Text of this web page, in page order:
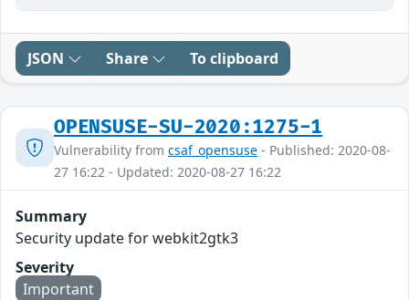
JSON Share To clipboard
OPENSUSE-SU-2020:1275-1
Vulnerability from csaf_opensuse - Published: 2020-08-
27 16:22 - Updated: 2020-08-27 16:22
Summary
Security update for webkit2gtk3
Severity
Important